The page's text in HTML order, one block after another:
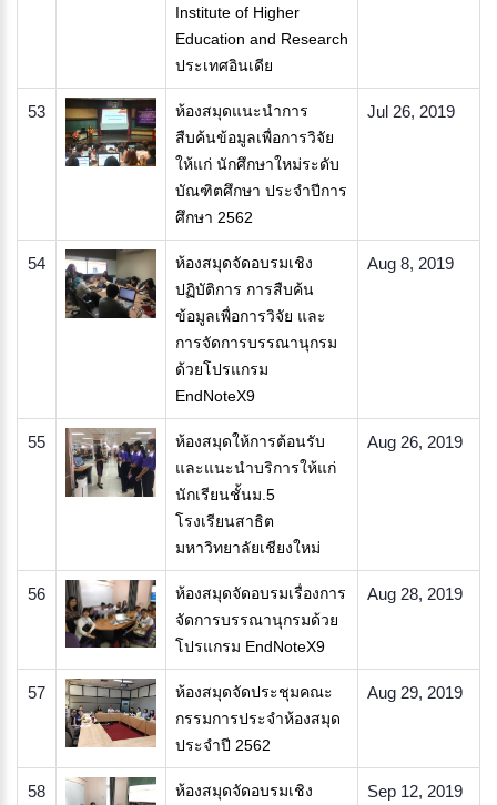
Institute of Higher
Education and Research
ประเทศอินเดีย
53
​ห้องสมุดแนะนำการ
สืบค้นข้อมูลเพื่อการวิจัย
ให้แก่ นักศึกษาใหม่ระดับ
บัณฑิตศึกษา ประจำปีการ
ศึกษา 2562​
Jul 26, 2019
54
ห้องสมุดจัดอบรมเชิง
ปฏิบัติการ การสืบค้น
ข้อมูลเพื่อการวิจัย และ
การจัดการบรรณานุกรม
ด้วยโปรแกรม
EndNoteX9
Aug 8, 2019
55
ห้องสมุดให้การต้อนรับ
และแนะนำบริการให้แก่
นักเรียนชั้นม.5
โรงเรียนสาธิต
มหาวิทยาลัยเชียงใหม่
Aug 26, 2019
56
ห้องสมุดจัดอบรมเรื่องการ
จัดการบรรณานุกรมด้วย
โปรแกรม EndNoteX9​
Aug 28, 2019
57
ห้องสมุดจัดประชุมคณะ
กรรมการประจำห้องสมุด
ประจำปี 2562
Aug 29, 2019
58
ห้องสมุดจัดอบรมเชิง
Sep 12, 2019